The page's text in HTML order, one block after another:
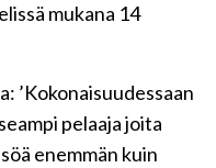
mukana 14
’Kokonaisuudessaan
pelaaja joita
enemmän kuin